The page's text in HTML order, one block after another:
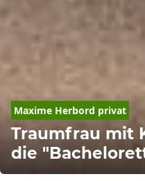
Maxime Herbord privat
Traumfrau mit
die